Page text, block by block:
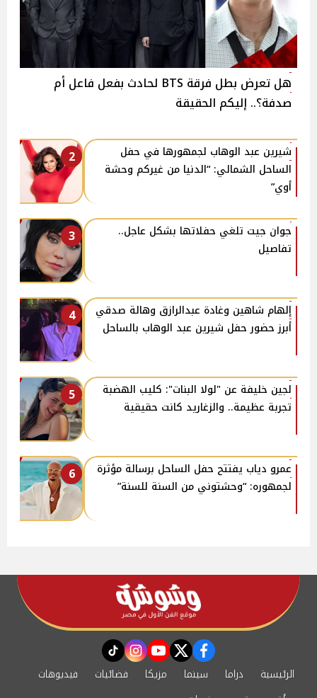
هل تعرض بطل فرقة BTS لحادث بفعل فاعل أم
صدفة؟.. إليكم الحقيقة
2
شيرين عبد الوهاب لجمهورها في حفل
الساحل الشمالي: “الدنيا من غيركم وحشة
أوي”
3
جوان جيت تلغي حفلاتها بشكل عاجل..
تفاصيل
4
إلهام شاهين وغادة عبدالرازق وهالة صدقي
أبرز حضور حفل شيرين عبد الوهاب بالساحل
5
لجين خليفة عن "لولا البنات": كليب الهضبة
تجربة عظيمة.. والزغاريد كانت حقيقية
6
عمرو دياب يفتتح حفل الساحل برسالة مؤثرة
لجمهوره: “وحشتوني من السنة للسنة”
facebook
twitter
youtube
instagram
tiktok
الرئيسية دراما سينما مزيكا فضائيات
فيديوهات